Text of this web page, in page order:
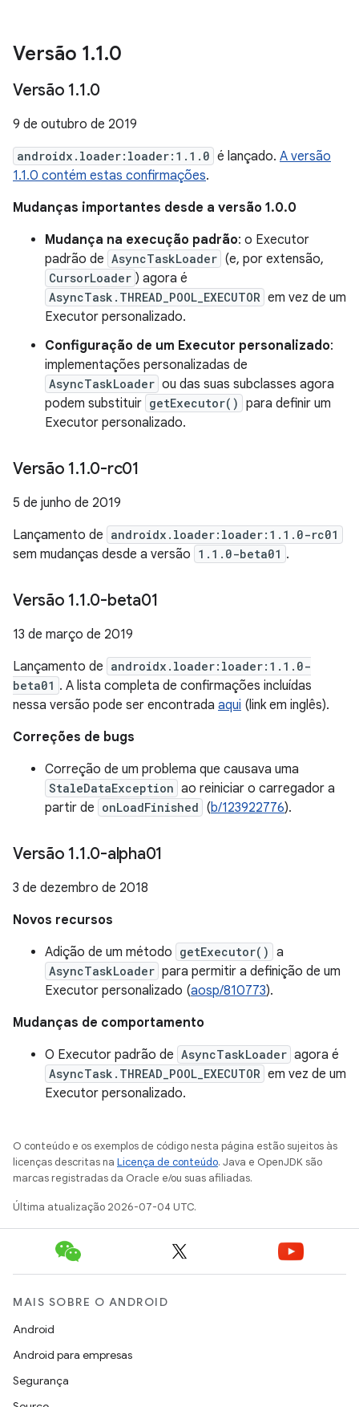
Versão 1.1.0
Versão 1.1.0
9 de outubro de 2019
androidx.loader:loader:1.1.0 é lançado. A versão
1.1.0 contém estas confirmações.
Mudanças importantes desde a versão 1.0.0
Mudança na execução padrão: o Executor
padrão de AsyncTaskLoader (e, por extensão,
CursorLoader ) agora é
AsyncTask.THREAD_POOL_EXECUTOR em vez de um
Executor personalizado.
Configuração de um Executor personalizado:
implementações personalizadas de
AsyncTaskLoader ou das suas subclasses agora
podem substituir getExecutor() para definir um
Executor personalizado.
Versão 1.1.0-rc01
5 de junho de 2019
Lançamento de androidx.loader:loader:1.1.0-rc01
sem mudanças desde a versão 1.1.0-beta01 .
Versão 1.1.0-beta01
13 de março de 2019
Lançamento de androidx.loader:loader:1.1.0-
beta01 . A lista completa de confirmações incluídas
nessa versão pode ser encontrada aqui (link em inglês).
Correções de bugs
Correção de um problema que causava uma
StaleDataException ao reiniciar o carregador a
partir de onLoadFinished (b/123922776).
Versão 1.1.0-alpha01
3 de dezembro de 2018
Novos recursos
Adição de um método getExecutor() a
AsyncTaskLoader para permitir a definição de um
Executor personalizado (aosp/810773).
Mudanças de comportamento
O Executor padrão de AsyncTaskLoader agora é
AsyncTask.THREAD_POOL_EXECUTOR em vez de um
Executor personalizado.
O conteúdo e os exemplos de código nesta página estão sujeitos às
licenças descritas na Licença de conteúdo. Java e OpenJDK são
marcas registradas da Oracle e/ou suas afiliadas.
Última atualização 2026-07-04 UTC.
MAIS SOBRE O ANDROID
Android
Android para empresas
Segurança